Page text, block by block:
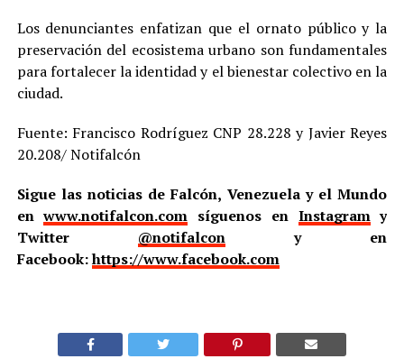
Los denunciantes enfatizan que el ornato público y la
preservación del ecosistema urbano son fundamentales
para fortalecer la identidad y el bienestar colectivo en la
ciudad.
Fuente: Francisco Rodríguez CNP 28.228 y Javier Reyes
20.208/ Notifalcón
Sigue las noticias de Falcón, Venezuela y el Mundo
enwww.notifalcon.com síguenos en Instagramy
Twitter @notifalcony en
Facebook:https://www.facebook.com